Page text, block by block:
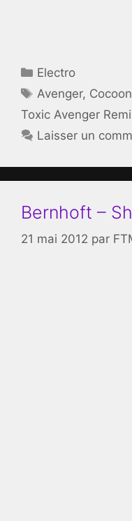
Catégories
Electro
Étiquettes
Avenger, Cocoon
Toxic Avenger
Laisser un
Bernhoft –
21 mai 2012 par